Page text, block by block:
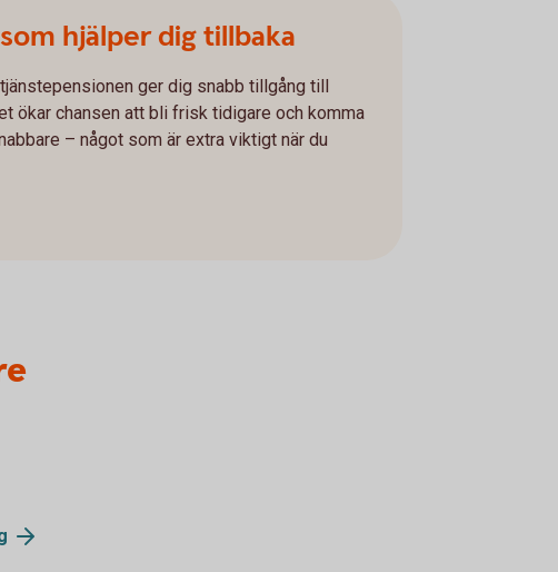
hjälper dig tillbaka
ger dig snabb tillgång till
ökar chansen att bli frisk tidigare och komma
– något som är extra viktigt när du